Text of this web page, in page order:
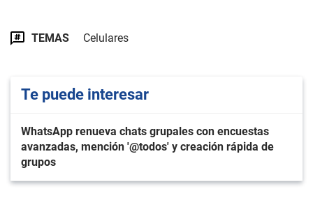
TEMAS Celulares
Te puede interesar
WhatsApp renueva chats grupales con encuestas
avanzadas, mención '@todos' y creación rápida de
grupos